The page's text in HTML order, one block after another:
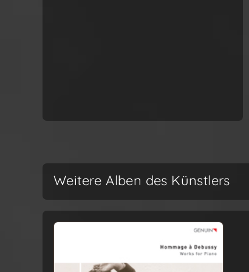
Weitere Alben des Künstlers